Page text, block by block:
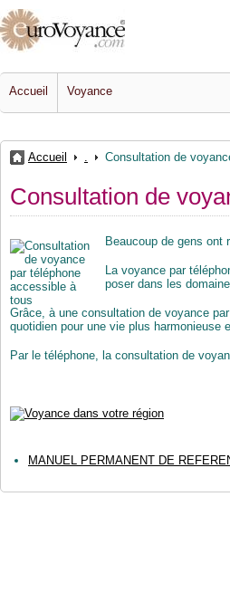
Accueil Voyance
Accueil . Consultation de
Consultation de
Beaucoup de gens ont
La voyance par
poser dans les
Grâce, à une consultation de voyance
quotidien pour une vie plus harmonieuse
Par le téléphone, la consultation de
MANUEL PERMANENT DE